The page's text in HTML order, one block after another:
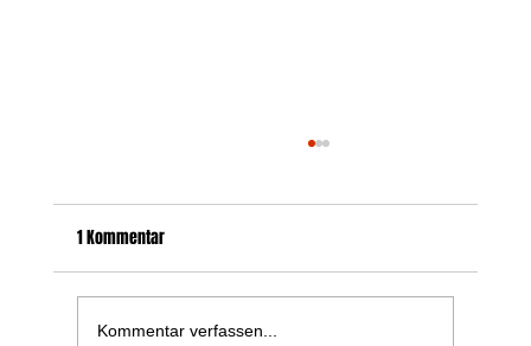
1 Kommentar
Kommentar verfassen...